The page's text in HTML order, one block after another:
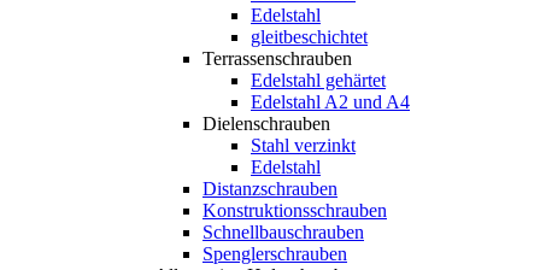
Edelstahl
gleitbeschichtet
Terrassenschrauben
Edelstahl gehärtet
Edelstahl A2 und A4
Dielenschrauben
Stahl verzinkt
Edelstahl
Distanzschrauben
Konstruktionsschrauben
Schnellbauschrauben
Spenglerschrauben